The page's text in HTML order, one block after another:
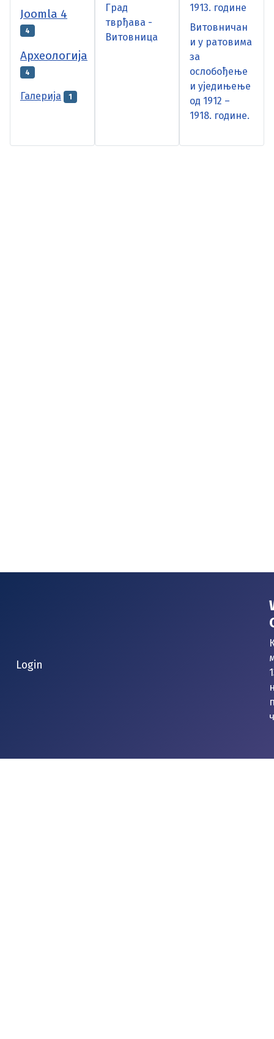
Joomla 4
4
Археологија
4
Галерија 1
Град
тврђава -
Витовница
1913. године
Витовничан
и у ратовима
за
ослобођење
и уједињење
од 1912 –
1918. године.
Login